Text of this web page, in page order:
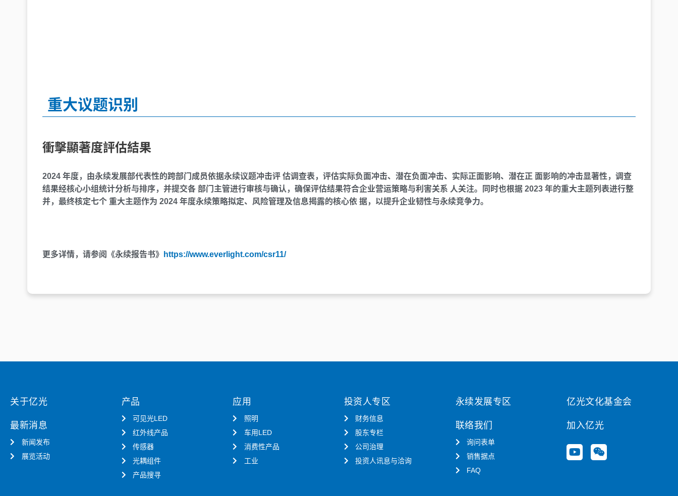
重大议题识别
衝擊顯著度評估結果
2024 年度，由永续发展部代表性的跨部门成员依据永续议题冲击评 估调查表，评估实际负面冲击、潜在负面冲击、实际正面影响、潜在正 面影响的冲击显著性，调查
结果经核心小组统计分析与排序，并提交各 部门主管进行审核与确认，确保评估结果符合企业营运策略与利害关系 人关注。同时也根据 2023 年的重大主题列表进行整
并，最终核定七个 重大主题作为 2024 年度永续策略拟定、风险管理及信息揭露的核心依 据，以提升企业韧性与永续竞争力。
更多详情，请参阅《永续报告书》 https://www.everlight.com/csr11/
关于亿光
最新消息
新闻发布
展览活动
产品
可见光LED
红外线产品
传感器
光耦组件
产品搜寻
应用
照明
车用LED
消费性产品
工业
投资人专区
财务信息
股东专栏
公司治理
投资人讯息与洽询
永续发展专区
联络我们
询问表单
销售据点
FAQ
亿光文化基金会
加入亿光
Y
o
W
e